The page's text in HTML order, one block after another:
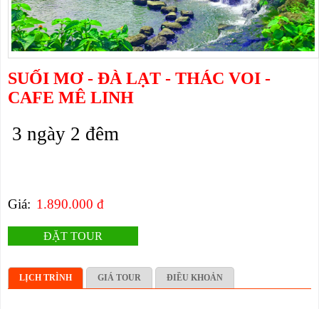
SUỐI MƠ - ĐÀ LẠT - THÁC VOI -
CAFE MÊ LINH
3 ngày 2 đêm
Giá: 1.890.000 đ
ĐẶT TOUR
LỊCH TRÌNH GIÁ TOUR ĐIỀU KHOẢN